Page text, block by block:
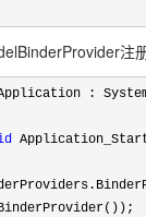
注
: